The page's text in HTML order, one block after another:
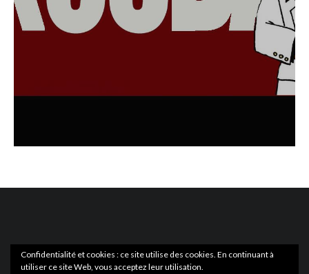
Confidentialité et cookies : ce site utilise des cookies. En continuant à
utiliser ce site Web, vous acceptez leur utilisation.